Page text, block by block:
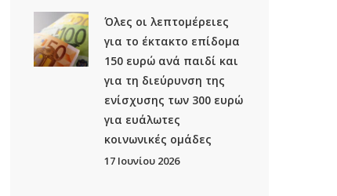
Όλες οι λεπτομέρειες
για το έκτακτο επίδομα
150 ευρώ ανά παιδί και
για τη διεύρυνση της
ενίσχυσης των 300 ευρώ
για ευάλωτες
κοινωνικές ομάδες
17 Ιουνίου 2026